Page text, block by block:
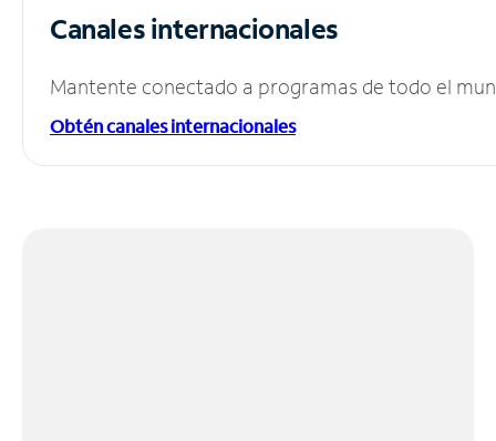
Canales internacionales
Mantente conectado a programas de todo el
Obtén canales internacionales